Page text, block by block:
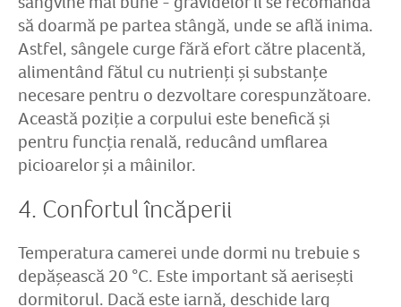
să doarmă pe partea stângă, unde se află inima.
Astfel, sângele curge fără efort către placentă,
alimentând fătul cu nutrienți și substanțe
necesare pentru o dezvoltare corespunzătoare.
Această poziție a corpului este benefică și
pentru funcția renală, reducând umflarea
picioarelor și a mâinilor.
4. Confortul încăperii
Temperatura camerei unde dormi nu trebuie s
depășească 20 °C. Este important să aerisești
dormitorul. Dacă este iarnă, deschide larg